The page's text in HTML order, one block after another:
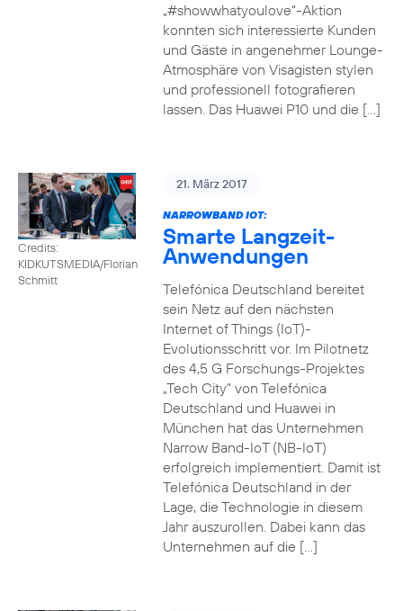
„#showwhatyoulove“-Aktion
konnten sich interessierte Kunden
und Gäste in angenehmer Lounge-
Atmosphäre von Visagisten stylen
und professionell fotografieren
lassen. Das Huawei P10 und die […]
Credits:
KIDKUTSMEDIA/Florian
Schmitt
21. März 2017
NARROWBAND IOT:
Smarte Langzeit-
Anwendungen
Telefónica Deutschland bereitet
sein Netz auf den nächsten
Internet of Things (IoT)-
Evolutionsschritt vor. Im Pilotnetz
des 4,5 G Forschungs-Projektes
„Tech City“ von Telefónica
Deutschland und Huawei in
München hat das Unternehmen
Narrow Band-IoT (NB-IoT)
erfolgreich implementiert. Damit ist
Telefónica Deutschland in der
Lage, die Technologie in diesem
Jahr auszurollen. Dabei kann das
Unternehmen auf die […]